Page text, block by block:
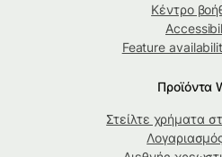
Κέντρο
Feature
Προϊόντα
Στείλτε χρήματα